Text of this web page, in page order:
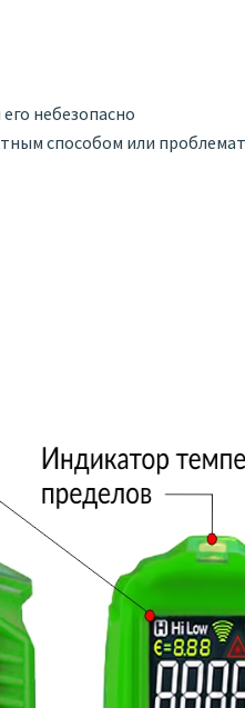
небезопасно
способом или